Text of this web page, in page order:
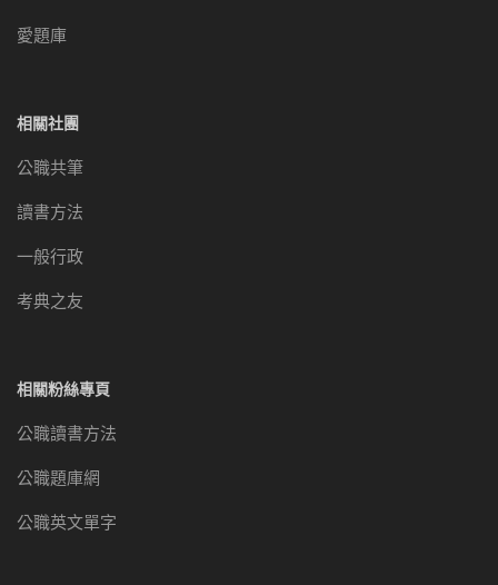
愛題庫
相關社團
公職共筆
讀書方法
一般行政
考典之友
相關粉絲專頁
公職讀書方法
公職題庫網
公職英文單字